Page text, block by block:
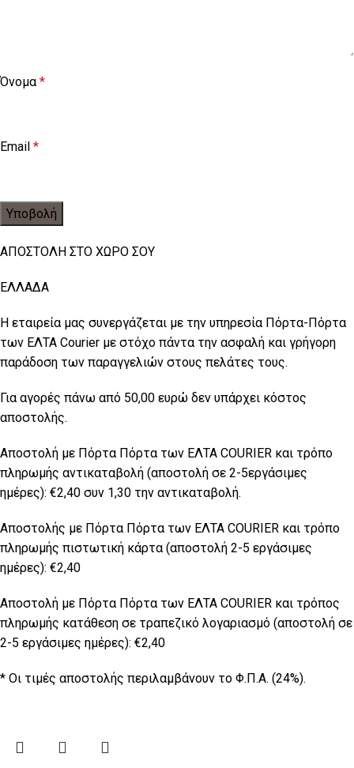
Όνομα*
Email *
ΑΠΟΣΤΟΛΗ ΣΤΟ ΧΩΡΟ ΣΟΥ
ΕΛΛΑΔΑ
Η εταιρεία μας συνεργάζεται με την υπηρεσία Πόρτα-Πόρτα
των ΕΛΤΑ Courier με στόχο πάντα την ασφαλή και γρήγορη
παράδοση των παραγγελιών στους πελάτες τους.
Για αγορές πάνω από 50,00 ευρώ δεν υπάρχει κόστος
αποστολής.
Αποστολή με Πόρτα Πόρτα των ΕΛΤΑ COURIER και τρόπο
πληρωμής αντικαταβολή (αποστολή σε 2-5εργάσιμες
ημέρες): €2,40 συν 1,30 την αντικαταβολή.
Αποστολής με Πόρτα Πόρτα των ΕΛTA COURIER και τρόπο
πληρωμής πιστωτική κάρτα (αποστολή 2-5 εργάσιμες
ημέρες): €2,40
Αποστολή με Πόρτα Πόρτα των ΕΛΤΑ COURIER και τρόπος
πληρωμής κατάθεση σε τραπεζικό λογαριασμό (αποστολή σε
2-5 εργάσιμες ημέρες): €2,40
* Οι τιμές αποστολής περιλαμβάνουν το Φ.Π.Α. (24%).